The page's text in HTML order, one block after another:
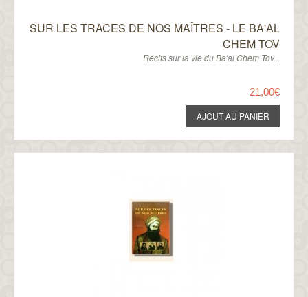
SUR LES TRACES DE NOS MAÎTRES - LE BA'AL
CHEM TOV
Récits sur la vie du Ba'al Chem Tov...
21,00€